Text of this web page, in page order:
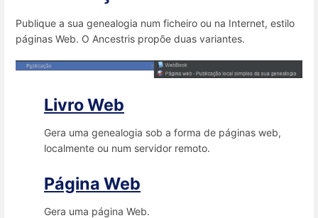
Publique a sua genealogia num ficheiro ou na Internet, estilo
páginas Web. O Ancestris propõe duas variantes.
Livro Web
Gera uma genealogia sob a forma de páginas web,
localmente ou num servidor remoto.
Página Web
Gera uma página Web.